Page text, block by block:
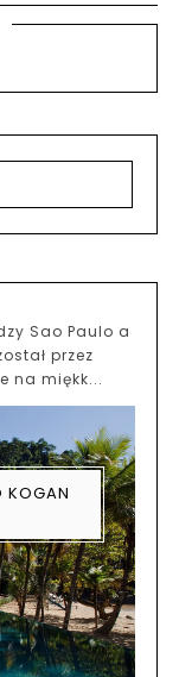
KOGAN
Sao Paulo a
przez
na miękk...